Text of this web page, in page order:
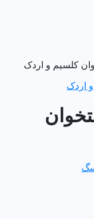
کلسیم و اردک